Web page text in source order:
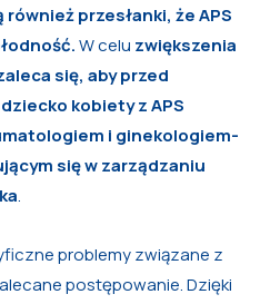
przesłanki, że APS
W celu zwiększenia
się, aby przed
kobiety z APS
i ginekologiem-
się w zarządzaniu
.
problemy związane z
postępowanie. Dzięki